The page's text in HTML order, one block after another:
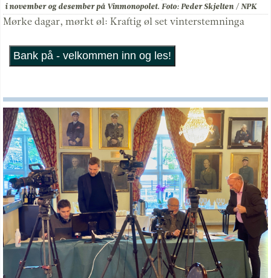
i november og desember på Vinmonopolet. Foto: Peder Skjelten / NPK
Mørke dagar, mørkt øl: Kraftig øl set vinterstemninga